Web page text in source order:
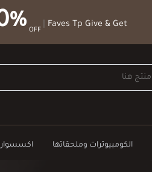
OFF
Faves Tp Give & Get
الكومبيوترات وملحقاتها